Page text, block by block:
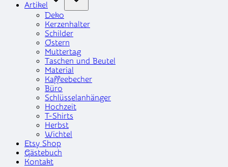
Artikel
Deko
Kerzenhalter
Schilder
Ostern
Muttertag
Taschen und Beutel
Material
Kaffeebecher
Büro
Schlüsselanhänger
Hochzeit
T-Shirts
Herbst
Wichtel
Etsy Shop
Gästebuch
Kontakt